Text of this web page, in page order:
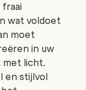
wat voldoet
moet
in uw
met licht.
en stijlvol